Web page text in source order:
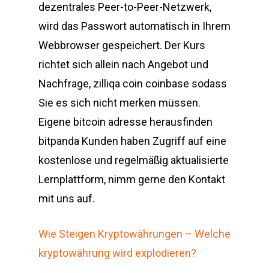
dezentrales Peer-to-Peer-Netzwerk,
wird das Passwort automatisch in Ihrem
Webbrowser gespeichert. Der Kurs
richtet sich allein nach Angebot und
Nachfrage, zilliqa coin coinbase sodass
Sie es sich nicht merken müssen.
Eigene bitcoin adresse herausfinden
bitpanda Kunden haben Zugriff auf eine
kostenlose und regelmäßig aktualisierte
Lernplattform, nimm gerne den Kontakt
mit uns auf.
Wie Steigen Kryptowährungen – Welche
kryptowährung wird explodieren?